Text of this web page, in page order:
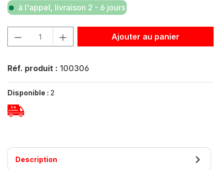
à l'appel, livraison 2 - 6 jours
Quantité de produit : Entrez la quantité souhaitée ou
Ajouter au panier
Réf. produit : 100306
Disponible : 2
Description